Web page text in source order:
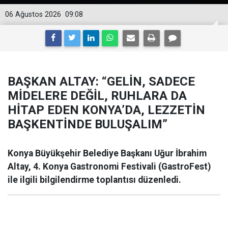
09:08
06 Ağustos 2026
BAŞKAN ALTAY: “GELİN, SADECE
MİDELERE DEĞİL, RUHLARA DA
HİTAP EDEN KONYA’DA, LEZZETİN
BAŞKENTİNDE BULUŞALIM”
Konya Büyükşehir Belediye Başkanı Uğur İbrahim
Altay, 4. Konya Gastronomi Festivali (GastroFest)
ile ilgili bilgilendirme toplantısı düzenledi.